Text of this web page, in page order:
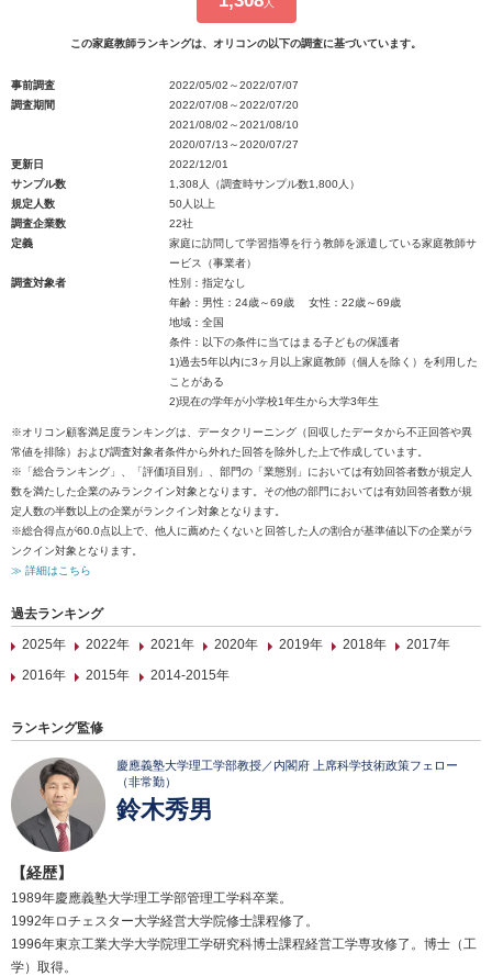
人
この家庭教師ランキングは、オリコンの以下の調査に基づいています。
事前調査
2022/05/02～2022/07/07
調査期間
2022/07/08～2022/07/20
2021/08/02～2021/08/10
2020/07/13～2020/07/27
更新日
2022/12/01
サンプル数
1,308人（調査時サンプル数1,800人）
規定人数
50人以上
調査企業数
22社
定義
家庭に訪問して学習指導を行う教師を派遣している家庭教師サ
ービス（事業者）
調査対象者
性別：指定なし
年齢：男性：24歳～69歳 女性：22歳～69歳
地域：全国
条件：以下の条件に当てはまる子どもの保護者
1)過去5年以内に3ヶ月以上家庭教師（個人を除く）を利用した
ことがある
2)現在の学年が小学校1年生から大学3年生
※オリコン顧客満足度ランキングは、データクリーニング（回収したデータから不正回答や異
常値を排除）および調査対象者条件から外れた回答を除外した上で作成しています。
※「総合ランキング」、「評価項目別」、部門の「業態別」においては有効回答者数が規定人
数を満たした企業のみランクイン対象となります。その他の部門においては有効回答者数が規
定人数の半数以上の企業がランクイン対象となります。
※総合得点が60.0点以上で、他人に薦めたくないと回答した人の割合が基準値以下の企業がラ
ンクイン対象となります。
≫ 詳細はこちら
過去ランキング
2025年
2022年 2021年 2020年 2019年 2018年
2017年
2016年
2015年 2014-2015年
ランキング監修
慶應義塾大学理工学部教授／内閣府 上席科学技術政策フェロー
（非常勤）
鈴木秀男
【経歴】
1989年慶應義塾大学理工学部管理工学科卒業。
1992年ロチェスター大学経営大学院修士課程修了。
1996年東京工業大学大学院理工学研究科博士課程経営工学専攻修了。博士（工
学）取得。